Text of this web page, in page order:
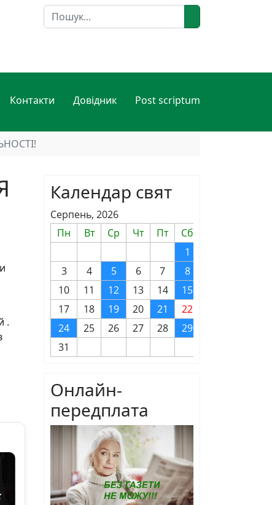
Пошук
Контакти Довідник Post scriptum
.
Календар свят
Серпень, 2026
Пн
Вт Ср Чт Пт Сб
1
3
4 5 6 7 8
10
11 12 13 14 15
17
18 19 20 21 22
24
25 26 27 28 29
31
Онлайн-
передплата